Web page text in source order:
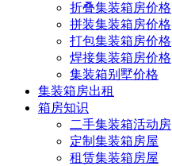
折叠集装箱房价格
拼装集装箱房价格
打包集装箱房价格
焊接集装箱房价格
集装箱别墅价格
集装箱房出租
箱房知识
二手集装箱活动房
定制集装箱房屋
租赁集装箱房屋